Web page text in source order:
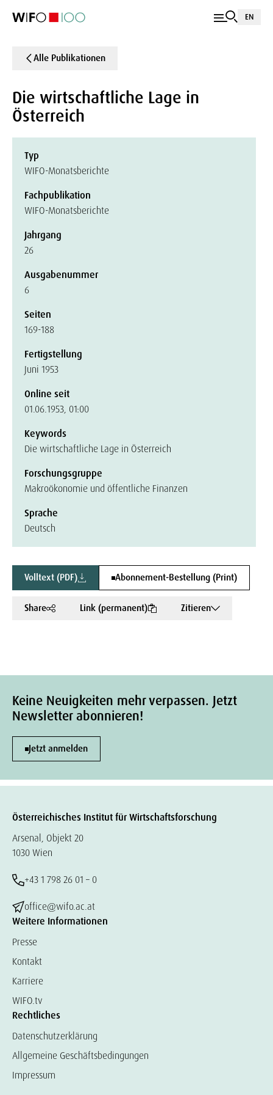
EN
Alle Publikationen
Die wirtschaftliche Lage in
Österreich
Typ
WIFO-Monatsberichte
Fachpublikation
WIFO-Monatsberichte
Jahrgang
26
Ausgabenummer
6
Seiten
169-188
Fertigstellung
Juni 1953
Online seit
01.06.1953, 01:00
Keywords
Die wirtschaftliche Lage in Österreich
Forschungsgruppe
Makroökonomie und öffentliche Finanzen
Sprache
Deutsch
Volltext (PDF) Abonnement-Bestellung (Print)
Share Link (permanent) Zitieren
Keine Neuigkeiten mehr verpassen. Jetzt
Newsletter abonnieren!
Jetzt anmelden
Österreichisches Institut für Wirtschaftsforschung
Arsenal, Objekt 20
1030 Wien
+43 1 798 26 01 – 0
office@wifo.ac.at
Weitere Informationen
Presse
Kontakt
Karriere
WIFO.tv
Rechtliches
Datenschutzerklärung
Allgemeine Geschäftsbedingungen
Impressum